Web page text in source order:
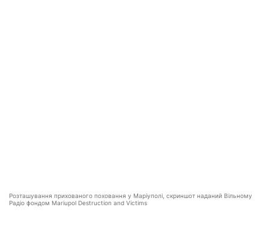
Розташування прихованого поховання у Маріуполі, скриншот наданий Вільному
Радіо фондом Mariupol Destruction and Victims